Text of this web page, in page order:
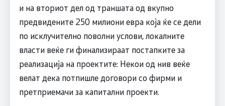
и на вториот дел од траншата од вкупно
предвидените 250 милиони евра која ќе се дели
по исклучително поволни услови, локалните
власти веќе ги финализираат постапките за
реализација на проектите: Некои од нив веќе
велат дека потпишле договори со фирми и
претприемачи за капитални проекти.